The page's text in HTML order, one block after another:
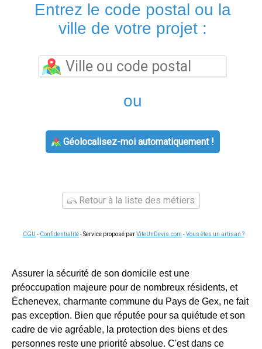
Entrez le code postal ou la
ville de votre projet :
ou
Géolocalisez-moi automatiquement !
Retour à la liste des métiers
CGU - Confidentialité- Service proposé parViteUnDevis.com -Vous êtes un artisan ?
Assurer la sécurité de son domicile est une
préoccupation majeure pour de nombreux résidents, et
Échenevex, charmante commune du Pays de Gex, ne fait
pas exception. Bien que réputée pour sa quiétude et son
cadre de vie agréable, la protection des biens et des
personnes reste une priorité absolue. C'est dans ce